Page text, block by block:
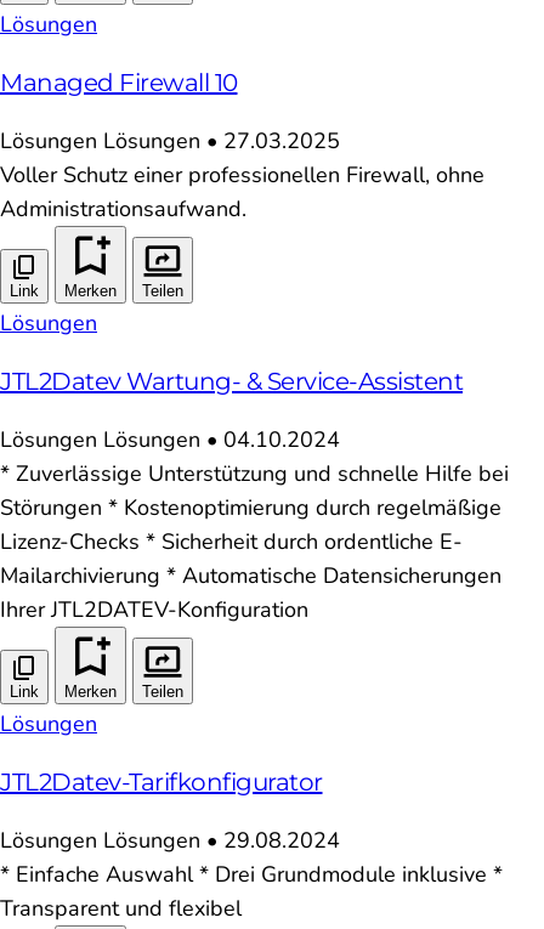
Lösungen
Managed Firewall 10
Lösungen Lösungen • 27.03.2025
Voller Schutz einer professionellen Firewall, ohne
Administrationsaufwand.
Link Merken Teilen
Lösungen
JTL2Datev Wartung- & Service-Assistent
Lösungen Lösungen • 04.10.2024
* Zuverlässige Unterstützung und schnelle Hilfe bei
Störungen * Kostenoptimierung durch regelmäßige
Lizenz-Checks * Sicherheit durch ordentliche E-
Mailarchivierung * Automatische Datensicherungen
Ihrer JTL2DATEV-Konfiguration
Link Merken Teilen
Lösungen
JTL2Datev-Tarifkonfigurator
Lösungen Lösungen • 29.08.2024
* Einfache Auswahl * Drei Grundmodule inklusive *
Transparent und flexibel